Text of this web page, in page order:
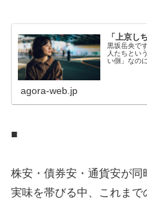
「上京し
黒坂岳央で
人たちとい
い側」なの
agora-web.jp
■
株安・債券安・通貨安が
実味を帯びる中、これま